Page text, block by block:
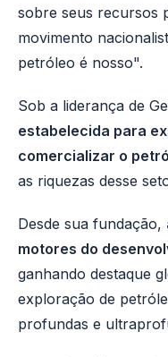
sobre seus recursos
movimento
petróleo é nosso".
Sob a liderança de
estabelecida para
comercializar o
as riquezas desse
Desde sua fundação,
motores do
ganhando destaque
exploração de
profundas e